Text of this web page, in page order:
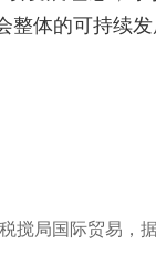
整体的可持续
搅局国际贸易，